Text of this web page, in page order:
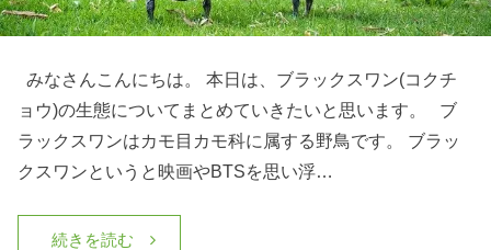
みなさんこんにちは。 本日は、ブラックスワン(コクチ
ョウ)の生態についてまとめていきたいと思います。 ブ
ラックスワンはカモ目カモ科に属する野鳥です。 ブラッ
クスワンというと映画やBTSを思い浮…
続きを読む